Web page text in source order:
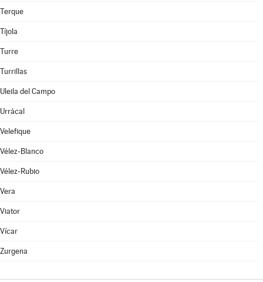
Terque
Tíjola
Turre
Turrillas
Uleila del Campo
Urrácal
Velefique
Vélez-Blanco
Vélez-Rubio
Vera
Viator
Vícar
Zurgena